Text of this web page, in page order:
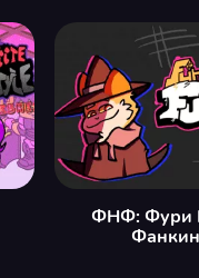
ФНФ: Фури
Фанкин